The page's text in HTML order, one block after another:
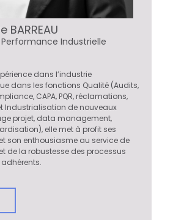
BARREAU
Industrielle
dans l’industrie
dans les fonctions Qualité (Audits,
CAPA, PQR, réclamations,
Industrialisation de nouveaux
projet, data management,
elle met à profit ses
son enthousiasme au service de
de la robustesse des processus